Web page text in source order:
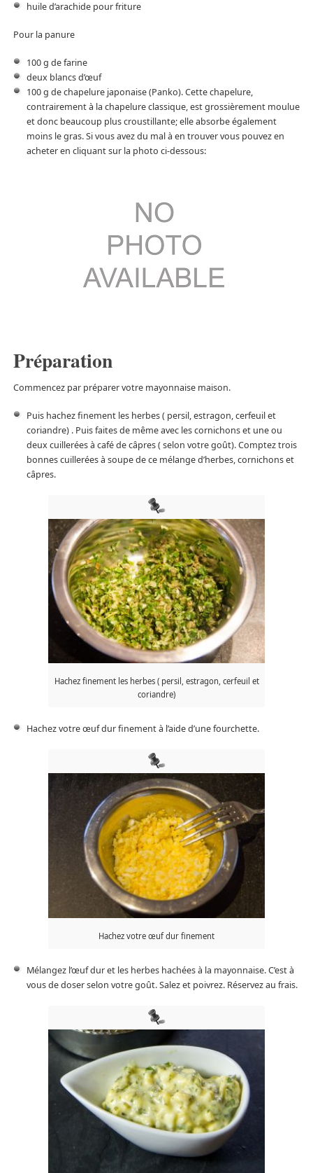
huile d’arachide pour friture
Pour la panure
100 g de farine
deux blancs d’œuf
100 g de chapelure japonaise (Panko). Cette chapelure,
contrairement à la chapelure classique, est grossièrement moulue
et donc beaucoup plus croustillante; elle absorbe également
moins le gras. Si vous avez du mal à en trouver vous pouvez en
acheter en cliquant sur la photo ci-dessous:
Préparation
Commencez par préparer votre mayonnaise maison.
Puis hachez finement les herbes ( persil, estragon, cerfeuil et
coriandre) . Puis faites de même avec les cornichons et une ou
deux cuillerées à café de câpres ( selon votre goût). Comptez trois
bonnes cuillerées à soupe de ce mélange d’herbes, cornichons et
câpres.
Hachez finement les herbes ( persil, estragon, cerfeuil et
coriandre)
Hachez votre œuf dur finement à l’aide d’une fourchette.
Hachez votre œuf dur finement
Mélangez l’œuf dur et les herbes hachées à la mayonnaise. C’est à
vous de doser selon votre goût. Salez et poivrez. Réservez au frais.